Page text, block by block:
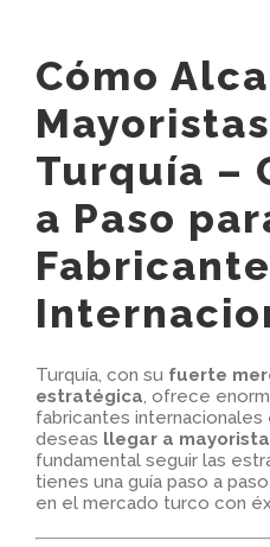
Русский
Cómo
Turquía –
a Paso
Turquía, con su fuerte
estratégica, ofrece
fabricantes
deseas llegar a
fundamental seguir las
tienes una guía paso a
en el mercado turco con